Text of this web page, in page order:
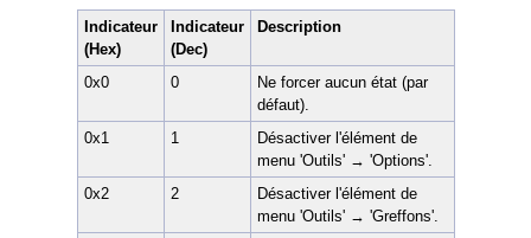
Indicateur
(Hex)
Indicateur
(Dec)
Description
0x0 0
Ne forcer aucun état (par
défaut).
0x1
1
Désactiver l'élément de
menu 'Outils' → 'Options'.
0x2
2
Désactiver l'élément de
menu 'Outils' → 'Greffons'.